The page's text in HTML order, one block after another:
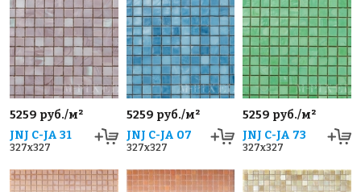
5259 руб./м²
JNJ C-JA 31
327x327
5259 руб./м²
JNJ C-JA 07
327x327
5259 руб./м²
JNJ C-JA 73
327x327